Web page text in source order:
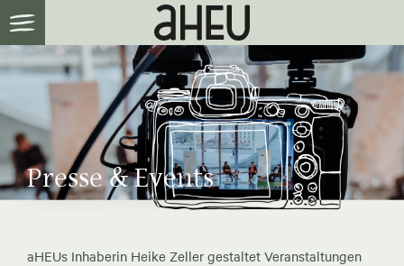
Presse & Events
aHEUs Inhaberin Heike Zeller gestaltet Veranstaltungen